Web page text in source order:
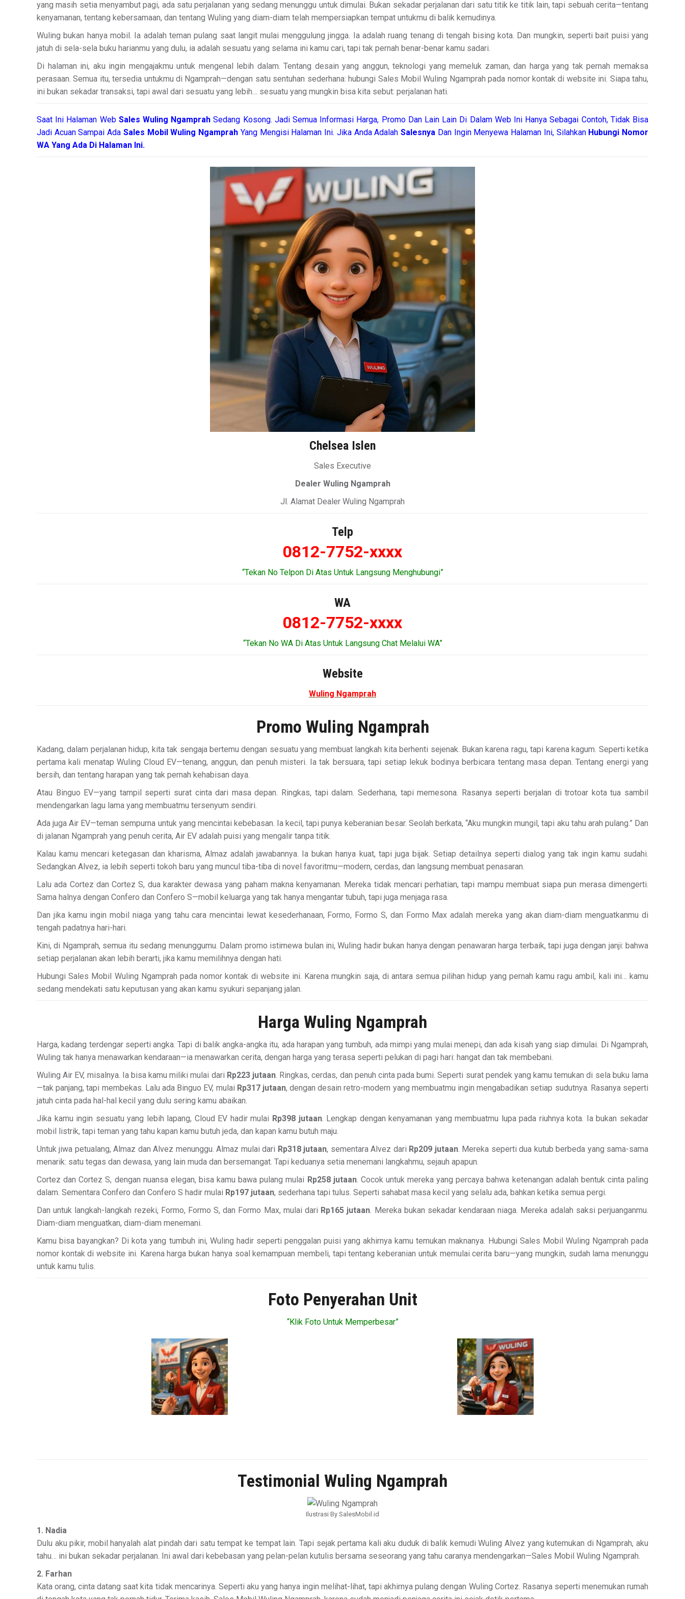
yang masih setia menyambut pagi, ada satu perjalanan yang sedang menunggu untuk dimulai. Bukan sekadar perjalanan dari satu titik ke titik lain, tapi sebuah cerita—tentang
kenyamanan, tentang kebersamaan, dan tentang Wuling yang diam-diam telah mempersiapkan tempat untukmu di balik kemudinya.
Wuling bukan hanya mobil. Ia adalah teman pulang saat langit mulai menggulung jingga. Ia adalah ruang tenang di tengah bising kota. Dan mungkin, seperti bait puisi yang
jatuh di sela-sela buku harianmu yang dulu, ia adalah sesuatu yang selama ini kamu cari, tapi tak pernah benar-benar kamu sadari.
Di halaman ini, aku ingin mengajakmu untuk mengenal lebih dalam. Tentang desain yang anggun, teknologi yang memeluk zaman, dan harga yang tak pernah memaksa
perasaan. Semua itu, tersedia untukmu di Ngamprah—dengan satu sentuhan sederhana: hubungi Sales Mobil Wuling Ngamprah pada nomor kontak di website ini. Siapa tahu,
ini bukan sekadar transaksi, tapi awal dari sesuatu yang lebih… sesuatu yang mungkin bisa kita sebut: perjalanan hati.
Saat Ini Halaman Web Sales Wuling NgamprahSedang Kosong. Jadi Semua Informasi Harga, Promo Dan Lain Lain Di Dalam Web Ini Hanya Sebagai Contoh, Tidak Bisa
Jadi Acuan Sampai Ada Sales Mobil Wuling Ngamprah Yang Mengisi Halaman Ini. Jika Anda AdalahSalesnya Dan Ingin Menyewa Halaman Ini, Silahkan Hubungi Nomor
WA Yang Ada Di Halaman Ini.
Chelsea Islen
Sales Executive
Dealer Wuling Ngamprah
Jl. Alamat Dealer Wuling Ngamprah
Telp
0812-7752-xxxx
“Tekan No Telpon Di Atas Untuk Langsung Menghubungi”
WA
0812-7752-xxxx
“Tekan No WA Di Atas Untuk Langsung Chat Melalui WA”
Website
Wuling Ngamprah
Promo Wuling Ngamprah
Kadang, dalam perjalanan hidup, kita tak sengaja bertemu dengan sesuatu yang membuat langkah kita berhenti sejenak. Bukan karena ragu, tapi karena kagum. Seperti ketika
pertama kali menatap Wuling Cloud EV—tenang, anggun, dan penuh misteri. Ia tak bersuara, tapi setiap lekuk bodinya berbicara tentang masa depan. Tentang energi yang
bersih, dan tentang harapan yang tak pernah kehabisan daya.
Atau Binguo EV—yang tampil seperti surat cinta dari masa depan. Ringkas, tapi dalam. Sederhana, tapi memesona. Rasanya seperti berjalan di trotoar kota tua sambil
mendengarkan lagu lama yang membuatmu tersenyum sendiri.
Ada juga Air EV—teman sempurna untuk yang mencintai kebebasan. Ia kecil, tapi punya keberanian besar. Seolah berkata, “Aku mungkin mungil, tapi aku tahu arah pulang.” Dan
di jalanan Ngamprah yang penuh cerita, Air EV adalah puisi yang mengalir tanpa titik.
Kalau kamu mencari ketegasan dan kharisma, Almaz adalah jawabannya. Ia bukan hanya kuat, tapi juga bijak. Setiap detailnya seperti dialog yang tak ingin kamu sudahi.
Sedangkan Alvez, ia lebih seperti tokoh baru yang muncul tiba-tiba di novel favoritmu—modern, cerdas, dan langsung membuat penasaran.
Lalu ada Cortez dan Cortez S, dua karakter dewasa yang paham makna kenyamanan. Mereka tidak mencari perhatian, tapi mampu membuat siapa pun merasa dimengerti.
Sama halnya dengan Confero dan Confero S—mobil keluarga yang tak hanya mengantar tubuh, tapi juga menjaga rasa.
Dan jika kamu ingin mobil niaga yang tahu cara mencintai lewat kesederhanaan, Formo, Formo S, dan Formo Max adalah mereka yang akan diam-diam menguatkanmu di
tengah padatnya hari-hari.
Kini, di Ngamprah, semua itu sedang menunggumu. Dalam promo istimewa bulan ini, Wuling hadir bukan hanya dengan penawaran harga terbaik, tapi juga dengan janji: bahwa
setiap perjalanan akan lebih berarti, jika kamu memilihnya dengan hati.
Hubungi Sales Mobil Wuling Ngamprah pada nomor kontak di website ini. Karena mungkin saja, di antara semua pilihan hidup yang pernah kamu ragu ambil, kali ini… kamu
sedang mendekati satu keputusan yang akan kamu syukuri sepanjang jalan.
Harga Wuling Ngamprah
Harga, kadang terdengar seperti angka. Tapi di balik angka-angka itu, ada harapan yang tumbuh, ada mimpi yang mulai menepi, dan ada kisah yang siap dimulai. Di Ngamprah,
Wuling tak hanya menawarkan kendaraan—ia menawarkan cerita, dengan harga yang terasa seperti pelukan di pagi hari: hangat dan tak membebani.
Wuling Air EV, misalnya. Ia bisa kamu miliki mulai dari Rp223 jutaan. Ringkas, cerdas, dan penuh cinta pada bumi. Seperti surat pendek yang kamu temukan di sela buku lama
—tak panjang, tapi membekas. Lalu ada Binguo EV, mulai Rp317 jutaan, dengan desain retro-modern yang membuatmu ingin mengabadikan setiap sudutnya. Rasanya seperti
jatuh cinta pada hal-hal kecil yang dulu sering kamu abaikan.
Jika kamu ingin sesuatu yang lebih lapang, Cloud EV hadir mulai Rp398 jutaan. Lengkap dengan kenyamanan yang membuatmu lupa pada riuhnya kota. Ia bukan sekadar
mobil listrik, tapi teman yang tahu kapan kamu butuh jeda, dan kapan kamu butuh maju.
Untuk jiwa petualang, Almaz dan Alvez menunggu. Almaz mulai dari Rp318 jutaan, sementara Alvez dari Rp209 jutaan. Mereka seperti dua kutub berbeda yang sama-sama
menarik: satu tegas dan dewasa, yang lain muda dan bersemangat. Tapi keduanya setia menemani langkahmu, sejauh apapun.
Cortez dan Cortez S, dengan nuansa elegan, bisa kamu bawa pulang mulai Rp258 jutaan. Cocok untuk mereka yang percaya bahwa ketenangan adalah bentuk cinta paling
dalam. Sementara Confero dan Confero S hadir mulai Rp197 jutaan, sederhana tapi tulus. Seperti sahabat masa kecil yang selalu ada, bahkan ketika semua pergi.
Dan untuk langkah-langkah rezeki, Formo, Formo S, dan Formo Max, mulai dari Rp165 jutaan. Mereka bukan sekadar kendaraan niaga. Mereka adalah saksi perjuanganmu.
Diam-diam menguatkan, diam-diam menemani.
Kamu bisa bayangkan? Di kota yang tumbuh ini, Wuling hadir seperti penggalan puisi yang akhirnya kamu temukan maknanya. Hubungi Sales Mobil Wuling Ngamprah pada
nomor kontak di website ini. Karena harga bukan hanya soal kemampuan membeli, tapi tentang keberanian untuk memulai cerita baru—yang mungkin, sudah lama menunggu
untuk kamu tulis.
Foto Penyerahan Unit
“Klik Foto Untuk Memperbesar”
Testimonial Wuling Ngamprah
Ilustrasi By SalesMobil.id
1. Nadia
Dulu aku pikir, mobil hanyalah alat pindah dari satu tempat ke tempat lain. Tapi sejak pertama kali aku duduk di balik kemudi Wuling Alvez yang kutemukan di Ngamprah, aku
tahu… ini bukan sekadar perjalanan. Ini awal dari kebebasan yang pelan-pelan kutulis bersama seseorang yang tahu caranya mendengarkan—Sales Mobil Wuling Ngamprah.
2. Farhan
Kata orang, cinta datang saat kita tidak mencarinya. Seperti aku yang hanya ingin melihat-lihat, tapi akhirnya pulang dengan Wuling Cortez. Rasanya seperti menemukan rumah